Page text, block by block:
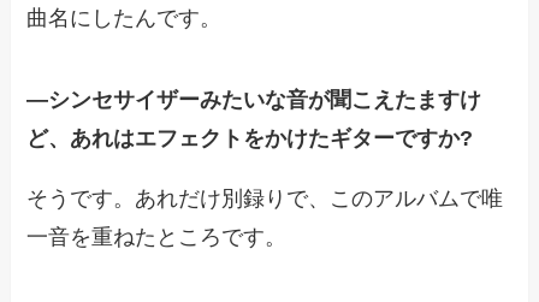
曲名にしたんです。
―シンセサイザーみたいな音が聞こえたますけ
ど、あれはエフェクトをかけたギターですか?
そうです。あれだけ別録りで、このアルバムで唯
一音を重ねたところです。